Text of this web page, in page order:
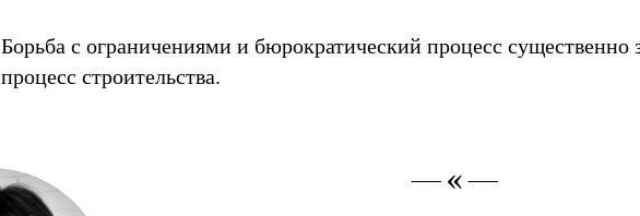
Борьба с ограничениями и бюрократический процесс существенно
процесс строительства.